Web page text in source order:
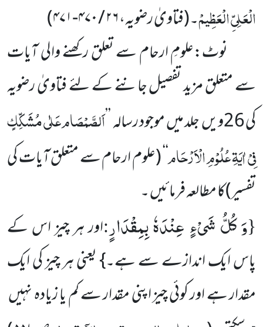
الْعَلِیِّ الْعَظِیمْ۔(فتاویٰ رضویہ،۲۶ / ۴۷۰-۴۷۱
)
نوٹ:علومِ ارحام سے تعلق رکھنے والی آیات
سے متعلق مزید تفصیل جاننے کے لئے فتاویٰ رضویہ
کی 26ویں جلد میں موجود رسالہ
’’اَلصَّمْصَام عَلٰی مُشَکِّکٍ
فِیْ اٰیَۃِ عُلُوْمِ الْاَرْحَام‘‘(علوم ارحام سے متعلق آیات کی
تفسیر)کا مطالعہ فرمائیں ۔
{وَ كُلُّ شَیْءٍ عِنْدَهٗ بِمِقْدَارٍ:اور ہر چیز اس کے
پاس ایک اندازے سے ہے۔} یعنی ہر چیز کی ایک
مقدار ہے اور کوئی چیز اپنی مقدار سے کم یا زیادہ نہیں